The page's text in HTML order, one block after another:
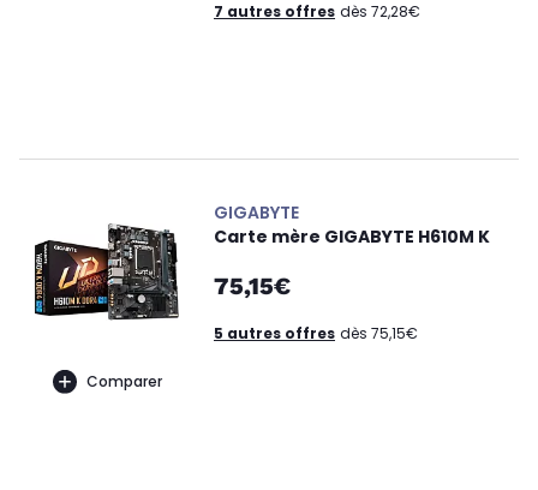
7 autres offres dès 72,28€
Comparer
GIGABYTE
Carte mère GIGABYTE H610M K
75,15€
5 autres offres dès 75,15€